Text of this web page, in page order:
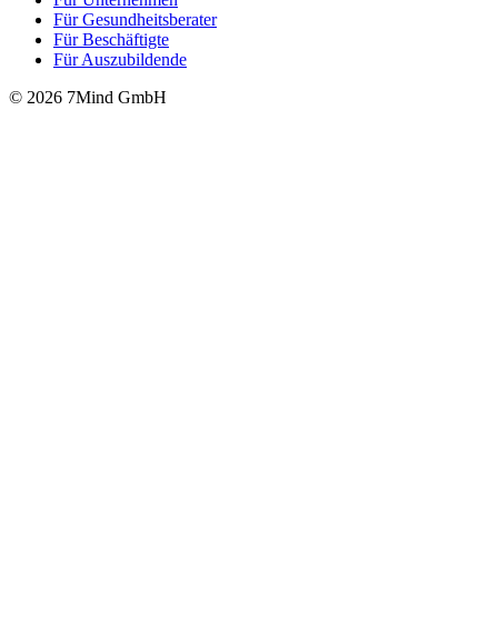
Für Gesund­heits­be­ra­ter
Für Beschäftigte
Für Auszubildende
© 2026 7Mind GmbH